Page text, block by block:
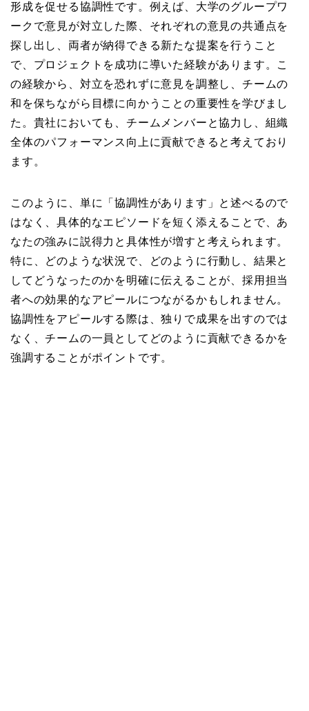
形成を促せる協調性です。例えば、大学のグループワ
ークで意見が対立した際、それぞれの意見の共通点を
探し出し、両者が納得できる新たな提案を行うこと
で、プロジェクトを成功に導いた経験があります。こ
の経験から、対立を恐れずに意見を調整し、チームの
和を保ちながら目標に向かうことの重要性を学びまし
た。貴社においても、チームメンバーと協力し、組織
全体のパフォーマンス向上に貢献できると考えており
ます。
このように、単に「協調性があります」と述べるので
はなく、具体的なエピソードを短く添えることで、あ
なたの強みに説得力と具体性が増すと考えられます。
特に、どのような状況で、どのように行動し、結果と
してどうなったのかを明確に伝えることが、採用担当
者への効果的なアピールにつながるかもしれません。
協調性をアピールする際は、独りで成果を出すのでは
なく、チームの一員としてどのように貢献できるかを
強調することがポイントです。